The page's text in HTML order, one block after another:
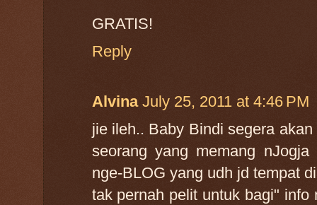
GRATIS!
Reply
Alvina July 25, 2011 at 4:46 PM
jie ileh.. Baby Bindi segera
seorang yang memang
nge-BLOG yang udh jd tempat
tak pernah pelit untuk bagi"